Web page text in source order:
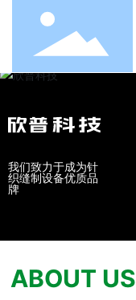
我们致力于成为针
织缝制设备优质品
牌
ABOUT US